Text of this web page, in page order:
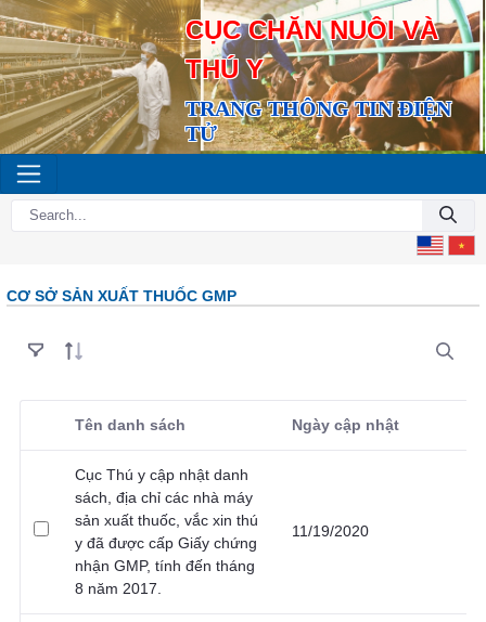
CỤC CHĂN NUÔI VÀ
THÚ Y
TRANG THÔNG TIN ĐIỆN
TỬ
CƠ SỞ SẢN XUẤT THUỐC GMP
Selected Item
Tên danh sách Ngày cập nhật
Cục Thú y cập nhật danh
sách, địa chỉ các nhà máy
sản xuất thuốc, vắc xin thú
y đã được cấp Giấy chứng
nhận GMP, tính đến tháng
8 năm 2017.
11/19/2020